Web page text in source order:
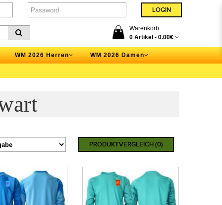
Warenkorb
0 Artikel - 0.00€
WM 2026 Herren WM 2026 Damen
PRODUKTVERGLEICH (0)